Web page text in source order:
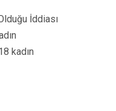
İddiası
kadın